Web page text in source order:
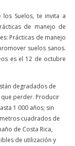
Suelos, te invita a
de manejo de
Prácticas de manejo
suelos sanos.
es el 12 de octubre
degradados de
perder. Producir
1 000 años; sin
cuadrados de
de Costa Rica,
de utilización y